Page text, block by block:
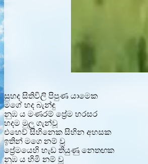
සුහද සිතිවිලි පිපුණ යාමෙක
මගේ හද බැන්ඳු
නුඹ ය මණරම් ප්‍රේම හරසර
හදම මුලු ගැන්වූ
එහෙව් සිහිනෙක සිහින අහසක
ඉතින් මගෙ නම් වූ
ප්‍රේමයෙහි හැඩ තියුණු නෙතඟක
නුඹ ය හිමි නම් වූ